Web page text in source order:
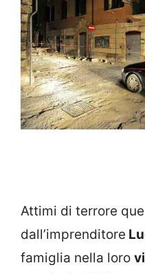
Attimi di terrore
dall’imprenditore
famiglia nella loro